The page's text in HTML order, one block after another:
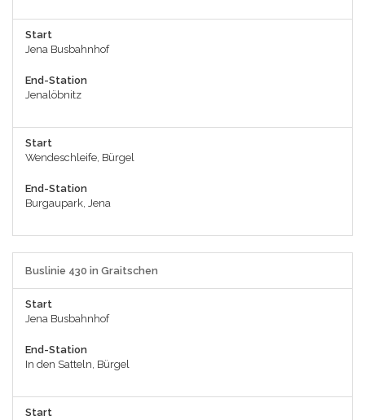
Start
Jena Busbahnhof
End-Station
Jenalöbnitz
Start
Wendeschleife, Bürgel
End-Station
Burgaupark, Jena
Buslinie 430 in Graitschen
Start
Jena Busbahnhof
End-Station
In den Satteln, Bürgel
Start